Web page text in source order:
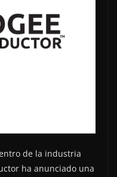
de la industria
ha anunciado una